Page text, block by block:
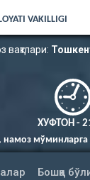
VAKILLIGI
вақтлари:
ХУФТОН -
вақтида фарз
Бошқа